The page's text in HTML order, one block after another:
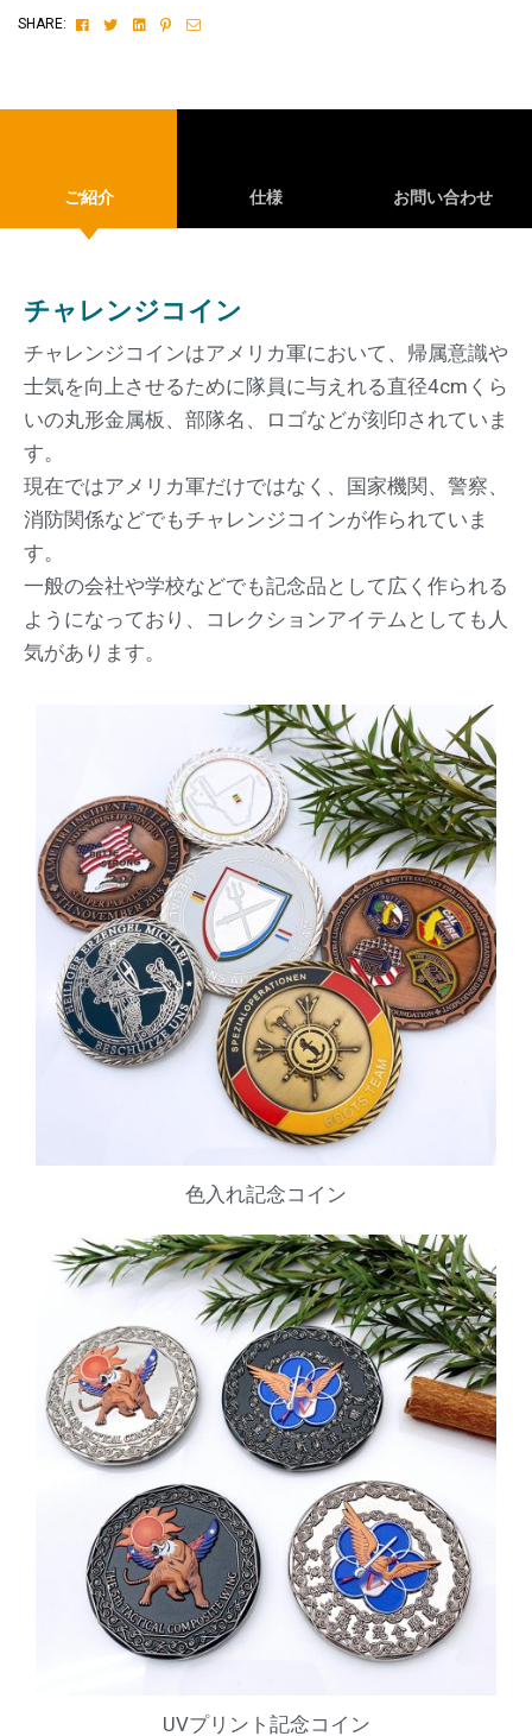
SHARE: FacebookTwitterLinkedinPinterest
Email
ご紹介 仕様 お問い合わせ
チャレンジコイン
チャレンジコインはアメリカ軍において、帰属意識や
士気を向上させるために隊員に与えれる直径4cmくら
いの丸形金属板、部隊名、ロゴなどが刻印されていま
す。
現在ではアメリカ軍だけではなく、国家機関、警察、
消防関係などでもチャレンジコインが作られていま
す。
一般の会社や学校などでも記念品として広く作られる
ようになっており、コレクションアイテムとしても人
気があります。
色入れ記念コイン
UVプリント記念コイン